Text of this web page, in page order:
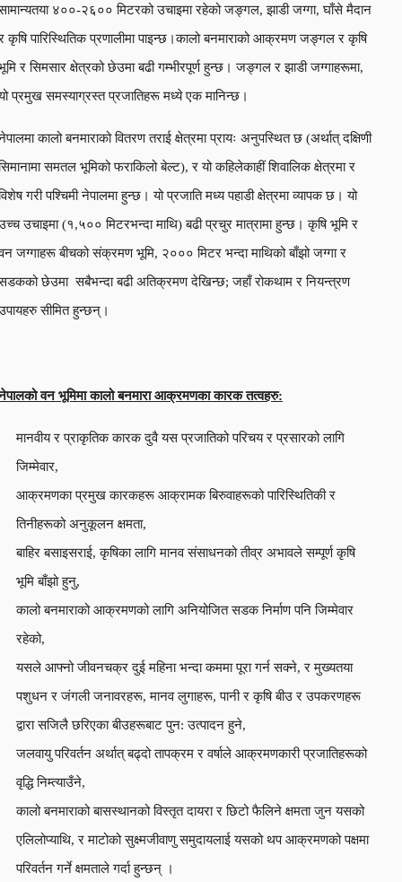
४००-२६०० मिटरको उचाइमा रहेको जङ्गल, झाडी जग्गा, घाँसे मैदान
कृषि पारिस्थितिक प्रणालीमा पाइन्छ।कालो बनमाराको आक्रमण जङ्गल र कृषि
र सिमसार क्षेत्रको छेउमा बढी गम्भीरपूर्ण हुन्छ। जङ्गल र झाडी जग्गाहरूमा,
प्रमुख समस्याग्रस्त प्रजातिहरू मध्ये एक मानिन्छ।
कालो बनमाराको वितरण तराई क्षेत्रमा प्रायः अनुपस्थित छ (अर्थात् दक्षिणी
समतल भूमिको फराकिलो बेल्ट), र यो कहिलेकाहीं शिवालिक क्षेत्रमा र
गरी पश्चिमी नेपालमा हुन्छ। यो प्रजाति मध्य पहाडी क्षेत्रमा व्यापक छ। यो
उचाइमा (१,५०० मिटरभन्दा माथि) बढी प्रचुर मात्रामा हुन्छ। कृषि भूमि र
जग्गाहरू बीचको संक्रमण भूमि, २००० मिटर भन्दा माथिको बाँझो जग्गा र
छेउमा सबैभन्दा बढी अतिक्रमण देखिन्छ; जहाँ रोकथाम र नियन्त्रण
सीमित हुन्छन्।
वन भूमिमा कालो बनमारा आक्रमणका कारक तत्वहरु:
मानवीय र प्राकृतिक कारक दुवै यस प्रजातिको परिचय र प्रसारको लागि
जिम्मेवार,
आक्रमणका प्रमुख कारकहरू आक्रामक बिरुवाहरूको पारिस्थितिकी र
तिनीहरूको अनुकूलन क्षमता,
बाहिर बसाइसराई, कृषिका लागि मानव संसाधनको तीव्र अभावले सम्पूर्ण कृषि
भूमि बाँझो हुनु,
कालो बनमाराको आक्रमणको लागि अनियोजित सडक निर्माण पनि जिम्मेवार
रहेको,
यसले आफ्नो जीवनचक्र दुई महिना भन्दा कममा पूरा गर्न सक्ने, र मुख्यतया
पशुधन र जंगली जनावरहरू, मानव लुगाहरू, पानी र कृषि बीउ र उपकरणहरू
द्वारा सजिलै छरिएका बीउहरूबाट पुन: उत्पादन हुने,
जलवायु परिवर्तन अर्थात् बढ्दो तापक्रम र वर्षाले आक्रमणकारी प्रजातिहरूको
वृद्धि निम्त्याउँने,
कालो बनमाराको बासस्थानको विस्तृत दायरा र छिटो फैलिने क्षमता जुन यसको
एलिलोप्याथि, र माटोको सुक्ष्मजीवाणु समुदायलाई यसको थप आक्रमणको पक्षमा
परिवर्तन गर्ने क्षमताले गर्दा हुन्छन् ।